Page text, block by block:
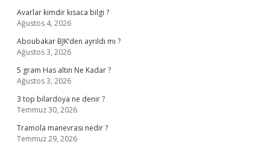
Avarlar kimdir kısaca bilgi ?
Ağustos 4, 2026
Aboubakar BJK’den ayrıldı mı ?
Ağustos 3, 2026
5 gram Has altın Ne Kadar ?
Ağustos 3, 2026
3 top bilardoya ne denir ?
Temmuz 30, 2026
Tramola manevrası nedir ?
Temmuz 29, 2026